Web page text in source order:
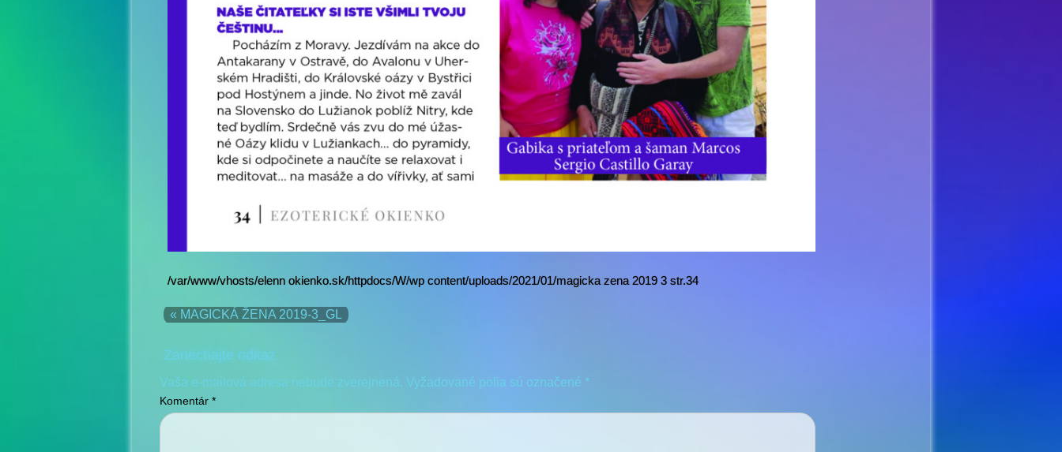
/var/www/vhosts/elenn okienko.sk/httpdocs/W/wp content/uploads/2021/01/magicka zena 2019 3 str.34
« MAGICKÁ ŽENA 2019-3_GL
Zanechajte odkaz
Vaša e-mailová adresa nebude zverejnená. Vyžadované polia sú označené *
Komentár *